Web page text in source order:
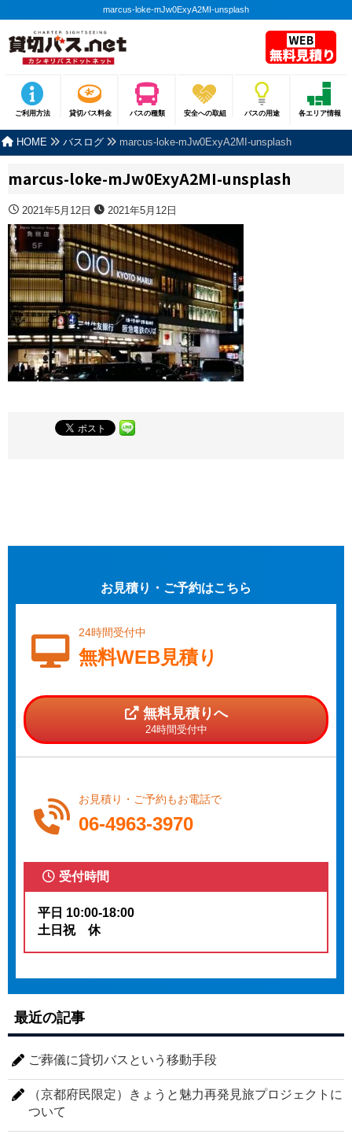
marcus-loke-mJw0ExyA2MI-unsplash
ご利用方法 貸切バス料金 バスの種類 安全への取組 バスの用途 各エリア情報
HOME バスログ marcus-loke-mJw0ExyA2MI-unsplash
marcus-loke-mJw0ExyA2MI-unsplash
2021年5月12日 2021年5月12日
お見積り・ご予約はこちら
24時間受付中
無料WEB見積り
無料見積りへ
24時間受付中
お見積り・ご予約もお電話で
06-4963-3970
受付時間
平日 10:00-18:00
土日祝 休
最近の記事
ご葬儀に貸切バスという移動手段
（京都府民限定）きょうと魅力再発見旅プロジェクトに
ついて